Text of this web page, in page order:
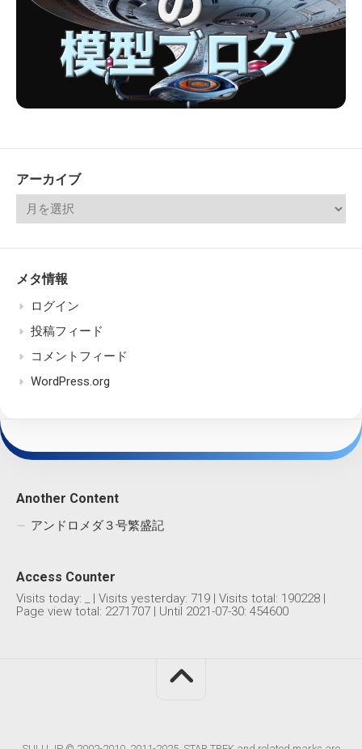
アーカイブ
メタ情報
ログイン
投稿フィード
コメントフィード
WordPress.org
Another Content
アンドロメダ３号繁盛記
Access Counter
Visits today: | Visits yesterday: 719 | Visits total: 190228 |
Page view total: 2271707 | Until 2021-07-30: 454600